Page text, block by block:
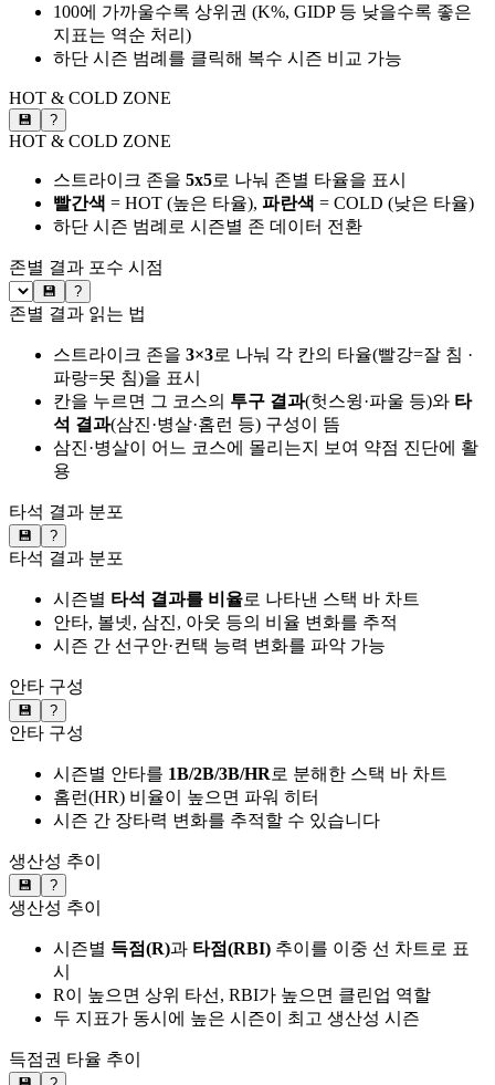
100에 가까울수록 상위권 (K%, GIDP 등 낮을수록 좋은
지표는 역순 처리)
하단 시즌 범례를 클릭해 복수 시즌 비교 가능
HOT & COLD ZONE
💾 ?
HOT & COLD ZONE
스트라이크 존을 5x5로 나눠 존별 타율을 표시
빨간색 = HOT (높은 타율), 파란색 = COLD (낮은 타율)
하단 시즌 범례로 시즌별 존 데이터 전환
존별 결과 포수 시점
💾 ?
존별 결과 읽는 법
스트라이크 존을 3×3로 나눠 각 칸의 타율(빨강=잘 침 ·
파랑=못 침)을 표시
칸을 누르면 그 코스의 투구 결과(헛스윙·파울 등)와 타
석 결과(삼진·병살·홈런 등) 구성이 뜸
삼진·병살이 어느 코스에 몰리는지 보여 약점 진단에 활
용
타석 결과 분포
💾 ?
타석 결과 분포
시즌별 타석 결과를 비율로 나타낸 스택 바 차트
안타, 볼넷, 삼진, 아웃 등의 비율 변화를 추적
시즌 간 선구안·컨택 능력 변화를 파악 가능
안타 구성
💾 ?
안타 구성
시즌별 안타를 1B/2B/3B/HR로 분해한 스택 바 차트
홈런(HR) 비율이 높으면 파워 히터
시즌 간 장타력 변화를 추적할 수 있습니다
생산성 추이
💾 ?
생산성 추이
시즌별 득점(R)과 타점(RBI) 추이를 이중 선 차트로 표
시
R이 높으면 상위 타선, RBI가 높으면 클린업 역할
두 지표가 동시에 높은 시즌이 최고 생산성 시즌
득점권 타율 추이